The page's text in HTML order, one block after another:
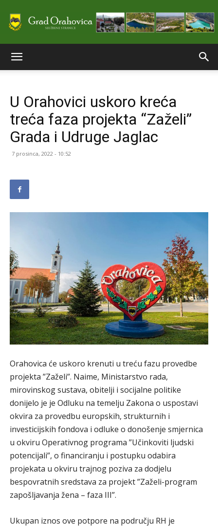
stranice
Grada
U Orahovici uskoro kreća
treća faza projekta “Zaželi”
Grada i Udruge Jaglac
7 prosinca, 2022 - 10:52
Orahovica će uskoro krenuti u treću fazu provedbe
projekta ”Zaželi”. Naime, Ministarstvo rada,
mirovinskog sustava, obitelji i socijalne politike
donijelo je je Odluku na temelju Zakona o uspostavi
okvira za provedbu europskih, strukturnih i
investicijskih fondova i odluke o donošenje smjernica
u okviru Operativnog programa ”Učinkoviti ljudski
potencijali”, o financiranju i postupku odabira
projekata u okviru trajnog poziva za dodjelu
bespovratnih sredstava za projekt ”Zaželi-program
zapošljavanja žena – faza III”.
Ukupan iznos ove potpore na području RH je